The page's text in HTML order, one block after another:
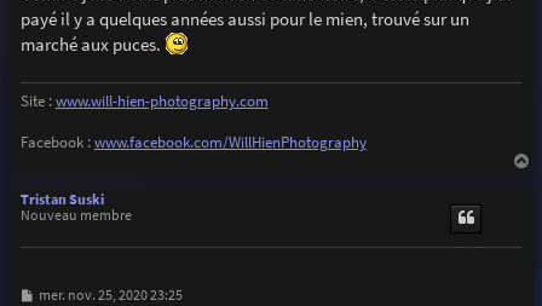
s
a
e
payé il y a quelques années aussi pour le mien, trouvé sur un
marché aux puces.
Site :www.will-hien-photography.com
Facebook :www.facebook.com/WillHienPhotography
Tristan Suski
Nouveau membre
M
mer. nov. 25, 2020 23:25